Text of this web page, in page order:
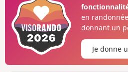
chaude et n'avons pas du tout
chaleur, car partis à 8h30 du
avons été 80% du temps à
descente nous a pris 2 heures, en
notre temps (photos).La descente
/ personne (il y a un petite
en
donnant un
Je donne